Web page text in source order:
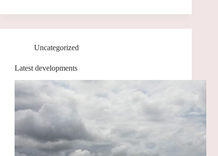
Uncategorized
Latest developments